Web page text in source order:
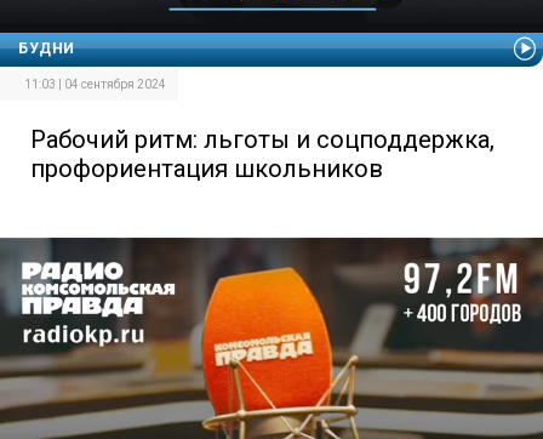
БУДНИ
11:03 | 04 сентября 2024
Рабочий ритм: льготы и соцподдержка,
профориентация школьников